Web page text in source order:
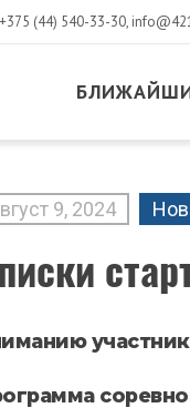
+375 (44) 540-33-30,
9, 2024